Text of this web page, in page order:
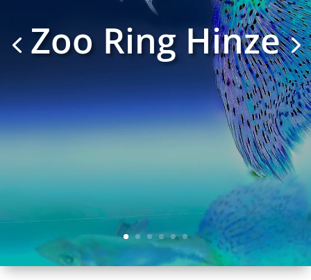
Zoo Ring Hinze